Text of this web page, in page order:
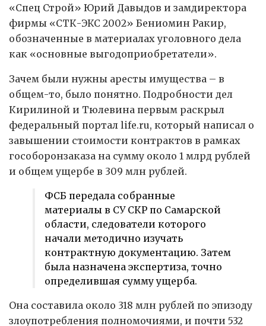
«Спец Строй» Юрий Давыдов и замдиректора
фирмы «СТК-ЭКС 2002» Бениомин Ракир,
обозначенные в материалах уголовного дела
как «основные выгодоприобретатели».
Зачем были нужны аресты имущества – в
общем-то, было понятно. Подробности дел
Кирилиной и Тюлевина первым раскрыл
федеральный портал life.ru, который написал о
завышении стоимости контрактов в рамках
гособоронзаказа на сумму около 1 млрд рублей
и общем ущербе в 309 млн рублей.
ФСБ передала собранные
материалы в СУ СКР по Самарской
области, следователи которого
начали методично изучать
контрактную документацию. Затем
была назначена экспертиза, точно
определившая сумму ущерба.
Она составила около 318 млн рублей по эпизоду
злоупотребления полномочиями, и почти 532